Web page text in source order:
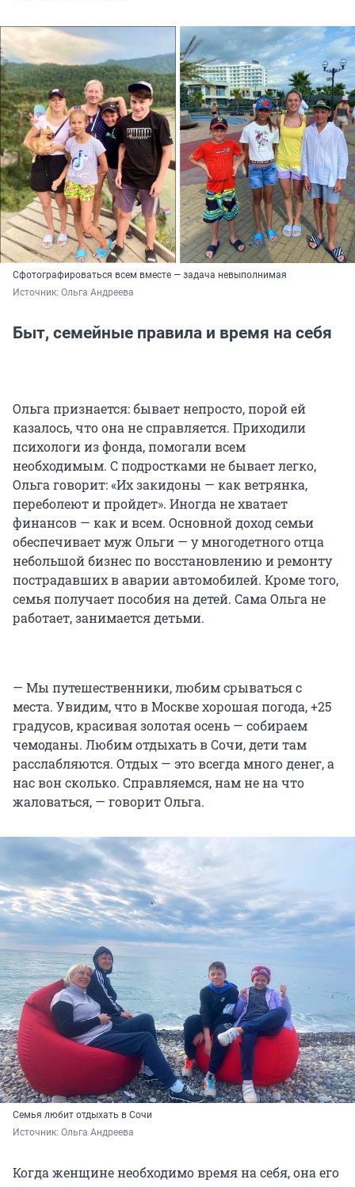
Сфотографироваться всем вместе — задача невыполнимая
Источник: Ольга Андреева
Быт, семейные правила и время на себя
Ольга признается: бывает непросто, порой ей
казалось, что она не справляется. Приходили
психологи из фонда, помогали всем
необходимым. С подростками не бывает легко,
Ольга говорит: «Их закидоны — как ветрянка,
переболеют и пройдет». Иногда не хватает
финансов — как и всем. Основной доход семьи
обеспечивает муж Ольги — у многодетного отца
небольшой бизнес по восстановлению и ремонту
пострадавших в аварии автомобилей. Кроме того,
семья получает пособия на детей. Сама Ольга не
работает, занимается детьми.
— Мы путешественники, любим срываться с
места. Увидим, что в Москве хорошая погода, +25
градусов, красивая золотая осень — собираем
чемоданы. Любим отдыхать в Сочи, дети там
расслабляются. Отдых — это всегда много денег, а
нас вон сколько. Справляемся, нам не на что
жаловаться, — говорит Ольга.
Семья любит отдыхать в Сочи
Источник: Ольга Андреева
Когда женщине необходимо время на себя, она его